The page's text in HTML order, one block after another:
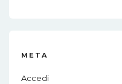
META
Accedi